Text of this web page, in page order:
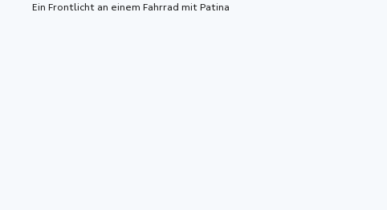
Ein Frontlicht an einem Fahrrad mit Patina